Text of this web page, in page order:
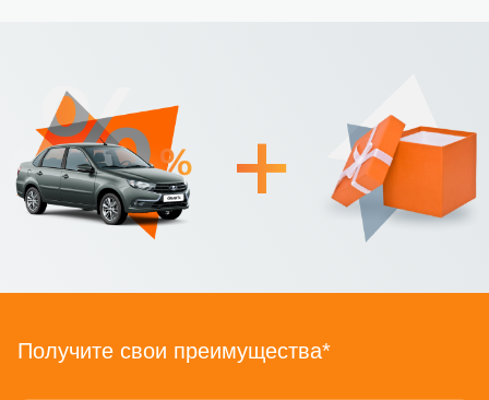
Получите свои преимущества*